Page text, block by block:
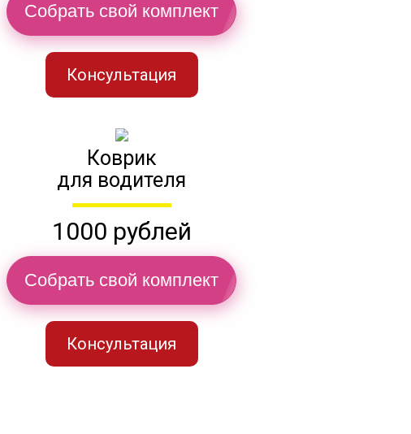
Собрать свой комплект
Консультация
Коврик
для водителя
1000 рублей
Собрать свой комплект
Консультация